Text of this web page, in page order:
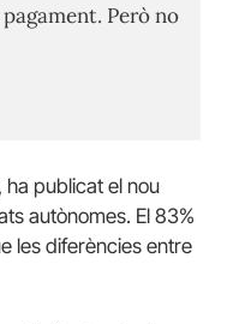
Però no
ha publicat el nou
autònomes. El 83%
les diferències entre